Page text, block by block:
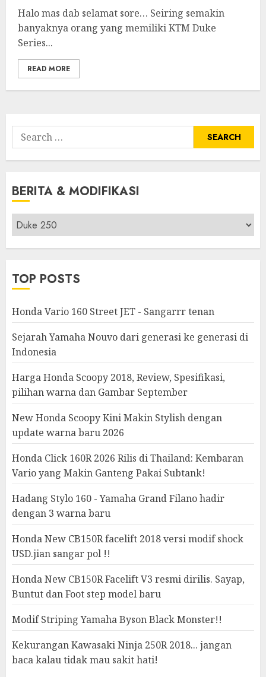
Halo mas dab selamat sore… Seiring semakin
banyaknya orang yang memiliki KTM Duke
Series...
READ MORE
Search
for:
BERITA & MODIFIKASI
Berita
&
Modifikasi
TOP POSTS
Honda Vario 160 Street JET - Sangarrr tenan
Sejarah Yamaha Nouvo dari generasi ke generasi di
Indonesia
Harga Honda Scoopy 2018, Review, Spesifikasi,
pilihan warna dan Gambar September
New Honda Scoopy Kini Makin Stylish dengan
update warna baru 2026
Honda Click 160R 2026 Rilis di Thailand: Kembaran
Vario yang Makin Ganteng Pakai Subtank!
Hadang Stylo 160 - Yamaha Grand Filano hadir
dengan 3 warna baru
Honda New CB150R facelift 2018 versi modif shock
USD.jian sangar pol !!
Honda New CB150R Facelift V3 resmi dirilis. Sayap,
Buntut dan Foot step model baru
Modif Striping Yamaha Byson Black Monster!!
Kekurangan Kawasaki Ninja 250R 2018... jangan
baca kalau tidak mau sakit hati!